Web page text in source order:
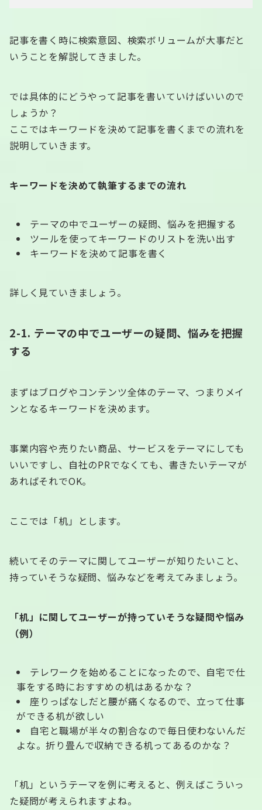
記事を書く時に検索意図、検索ボリュームが大事だと
いうことを解説してきました。
では具体的にどうやって記事を書いていけばいいので
しょうか？
ここではキーワードを決めて記事を書くまでの流れを
説明していきます。
キーワードを決めて執筆するまでの流れ
テーマの中でユーザーの疑問、悩みを把握する
ツールを使ってキーワードのリストを洗い出す
キーワードを決めて記事を書く
詳しく見ていきましょう。
2-1. テーマの中でユーザーの疑問、悩みを把握
する
まずはブログやコンテンツ全体のテーマ、つまりメイ
ンとなるキーワードを決めます。
事業内容や売りたい商品、サービスをテーマにしても
いいですし、自社のPRでなくても、書きたいテーマが
あればそれでOK。
ここでは「机」とします。
続いてそのテーマに関してユーザーが知りたいこと、
持っていそうな疑問、悩みなどを考えてみましょう。
「机」に関してユーザーが持っていそうな疑問や悩み
（例）
テレワークを始めることになったので、自宅で仕
事をする時におすすめの机はあるかな？
座りっぱなしだと腰が痛くなるので、立って仕事
ができる机が欲しい
自宅と職場が半々の割合なので毎日使わないんだ
よな。折り畳んで収納できる机ってあるのかな？
「机」というテーマを例に考えると、例えばこういっ
た疑問が考えられますよね。